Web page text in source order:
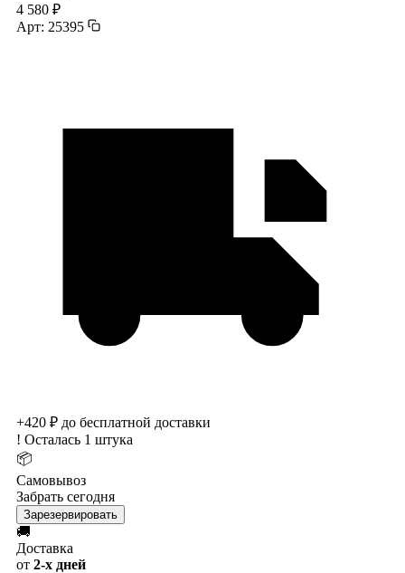
4 580 ₽
Арт: 25395
+420 ₽ до бесплатной доставки
! Осталась 1 штука
📦
Самовывоз
Забрать сегодня
Зарезервировать
🚚
Доставка
от 2-х дней